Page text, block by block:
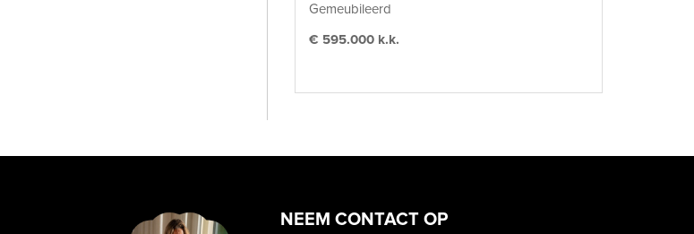
Gemeubileerd
€ 595.000 k.k.
NEEM CONTACT OP